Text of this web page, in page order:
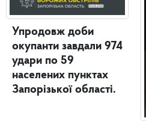
Упродовж доби
окупанти завдали 974
удари по 59
населених пунктах
Запорізької області.